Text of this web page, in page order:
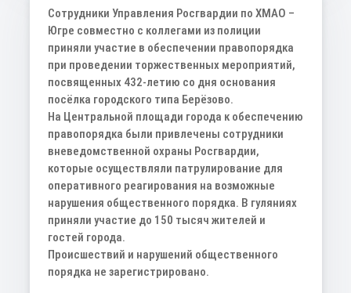
Сотрудники Управления Росгвардии по ХМАО –
Югре совместно с коллегами из полиции
приняли участие в обеспечении правопорядка
при проведении торжественных мероприятий,
посвященных 432-летию со дня основания
посёлка городского типа Берёзово.
На Центральной площади города к обеспечению
правопорядка были привлечены сотрудники
вневедомственной охраны Росгвардии,
которые осуществляли патрулирование для
оперативного реагирования на возможные
нарушения общественного порядка. В гуляниях
приняли участие до 150 тысяч жителей и
гостей города.
Происшествий и нарушений общественного
порядка не зарегистрировано.